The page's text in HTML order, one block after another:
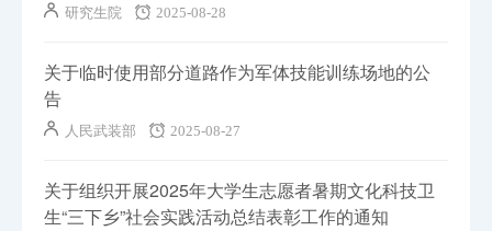
研究生院 2025-08-28
关于临时使用部分道路作为军体技能训练场地的公
告
人民武装部 2025-08-27
关于组织开展2025年大学生志愿者暑期文化科技卫
生“三下乡”社会实践活动总结表彰工作的通知